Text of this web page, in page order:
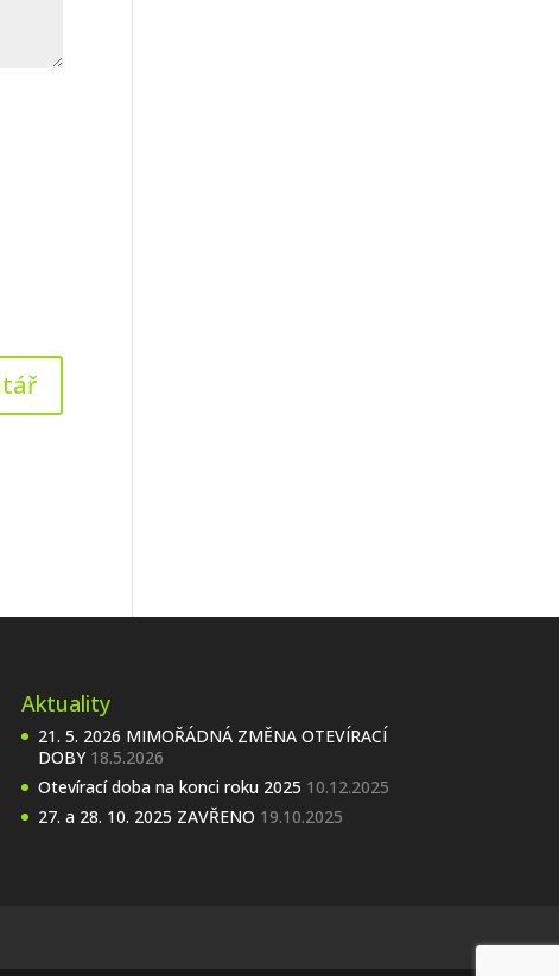
Aktuality
21. 5. 2026 MIMOŘÁDNÁ ZMĚNA OTEVÍRACÍ
DOBY 18.5.2026
Otevírací doba na konci roku 2025 10.12.2025
27. a 28. 10. 2025 ZAVŘENO 19.10.2025